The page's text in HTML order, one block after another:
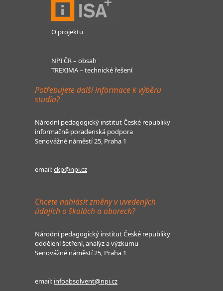
O projektu
NPI ČR – obsah
TREXIMA – technické řešení
Potřebujete další informace k výběru
studia?
Národní pedagogický institut České republiky
informačně poradenská podpora
Senovážné náměstí 25, Praha 1
email:ckp@npi.cz
Chcete nahlásit změny v uvedených
údajích o školách a oborech?
Národní pedagogický institut České republiky
oddělení šetření, analýz a výzkumu
Senovážné náměstí 25, Praha 1
email: infoabsolvent@npi.cz